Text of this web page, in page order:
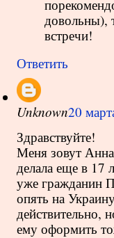
довольны),
встречи!
Ответить
Unknown20
Здравствуйте!
Меня зовут
делала еще в 17
уже гражданин
опять на
действительно,
ему оформить